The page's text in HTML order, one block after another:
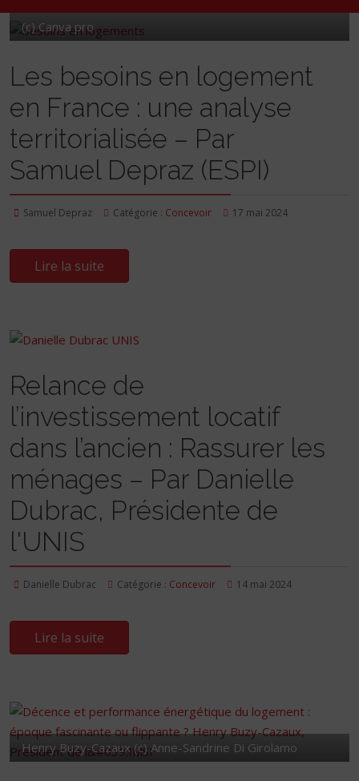
(c) Canva pro
Les besoins en logement
en France : une analyse
territorialisée – Par
Samuel Depraz (ESPI)
Samuel Depraz Catégorie : Concevoir 17 mai 2024
Lire la suite
Relance de
l’investissement locatif
dans l’ancien : Rassurer les
ménages – Par Danielle
Dubrac, Présidente de
l'UNIS
Danielle Dubrac Catégorie : Concevoir 14 mai 2024
Lire la suite
Henry Buzy-Cazaux (c) Anne-Sandrine Di Girolamo